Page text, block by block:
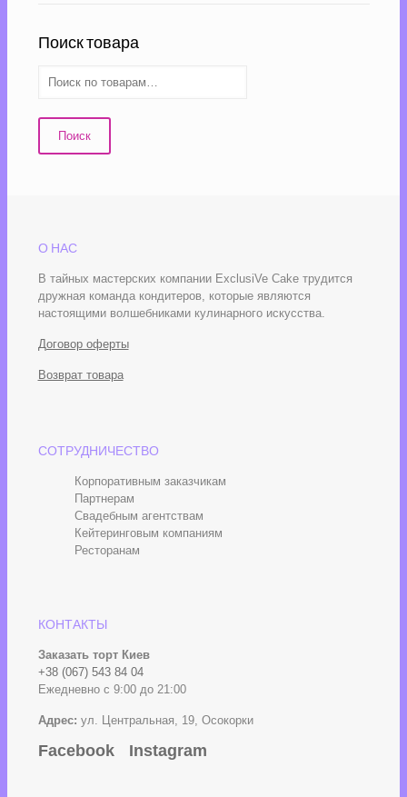
Поиск товара
Поиск
О НАС
В тайных мастерских компании ExclusiVe Cake трудится
дружная команда кондитеров, которые являются
настоящими волшебниками кулинарного искусства.
Договор оферты
Возврат товара
СОТРУДНИЧЕСТВО
Корпоративным заказчикам
Партнерам
Свадебным агентствам
Кейтеринговым компаниям
Ресторанам
КОНТАКТЫ
Заказать торт Киев
+38 (067) 543 84 04
Ежедневно с 9:00 до 21:00
Адрес: ул. Центральная, 19, Осокорки
Facebook Instagram